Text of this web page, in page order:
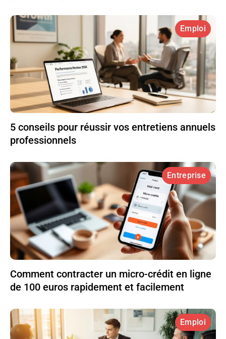
Emploi
5 conseils pour réussir vos entretiens annuels
professionnels
Entreprise
Comment contracter un micro-crédit en ligne
de 100 euros rapidement et facilement
Emploi